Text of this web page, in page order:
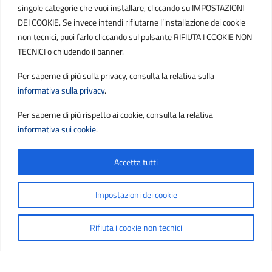
singole categorie che vuoi installare, cliccando su IMPOSTAZIONI
DEI COOKIE. Se invece intendi rifiutarne l’installazione dei cookie
non tecnici, puoi farlo cliccando sul pulsante RIFIUTA I COOKIE NON
TECNICI o chiudendo il banner.
Per saperne di più sulla privacy, consulta la relativa sulla
informativa sulla privacy.
Per saperne di più rispetto ai cookie, consulta la relativa
informativa sui cookie.
Impostazioni dei cookie
Rifiuta i cookie non tecnici
Accetta tutti
PEC
protocollo.sogetspa@pec.it
contribuenti@sogetspa.it
SEGUICI SU
Sezione Link Utili
Privacy | Cookie policy | Note legali | Contatti |
Accessibilità
| Basato sul Prototipo per siti PA di AgID